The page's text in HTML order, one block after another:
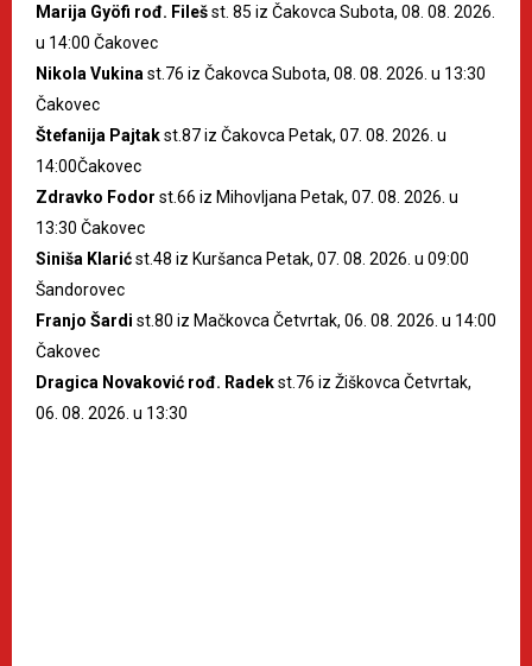
Marija Gyöfi rođ. Filešst. 85 iz Čakovca Subota, 08. 08. 2026.
u 14:00 Čakovec
Nikola Vukina st.76 iz Čakovca Subota, 08. 08. 2026. u 13:30
Čakovec
Štefanija Pajtakst.87 iz Čakovca Petak, 07. 08. 2026. u
14:00Čakovec
Zdravko Fodor st.66 iz Mihovljana Petak, 07. 08. 2026. u
13:30 Čakovec
Siniša Klarićst.48 iz Kuršanca Petak, 07. 08. 2026. u 09:00
Šandorovec
Franjo Šardi st.80 iz Mačkovca Četvrtak, 06. 08. 2026. u 14:00
Čakovec
Dragica Novaković rođ. Radekst.76 iz Žiškovca Četvrtak,
06. 08. 2026. u 13:30